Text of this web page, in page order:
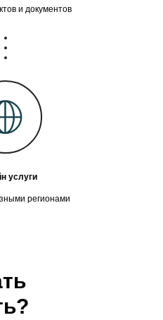
и документов
услуги
регионами